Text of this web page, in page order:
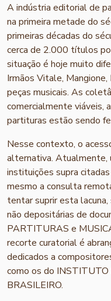
A indústria editorial de
na primeira metade do
primeiras décadas do
cerca de 2.000 títulos
situação é hoje muito
Irmãos Vitale, Mangione,
peças musicais. As
comercialmente viáveis,
partituras estão sendo
Nesse contexto, o
alternativa. Atualmente,
instituições supra
mesmo a consulta
tentar suprir esta
não depositárias de
PARTITURAS e
recorte curatorial é
dedicados a
como os do
BRASILEIRO.